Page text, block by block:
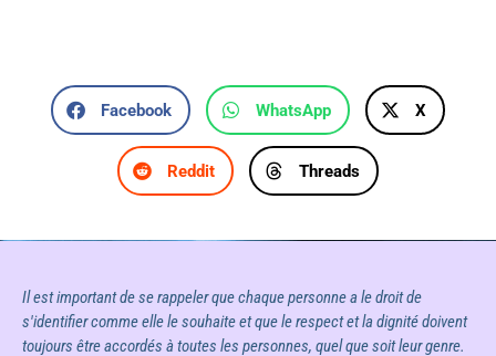
Facebook WhatsApp X
Reddit Threads
Il est important de se rappeler que chaque personne a le droit de
s'identifier comme elle le souhaite et que le respect et la dignité doivent
toujours être accordés à toutes les personnes, quel que soit leur genre.